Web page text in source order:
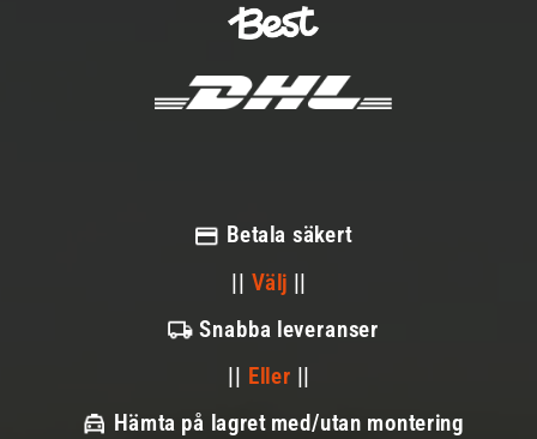
Betala säkert
|| Välj ||
Snabba leveranser
|| Eller ||
Hämta på lagret med/utan montering